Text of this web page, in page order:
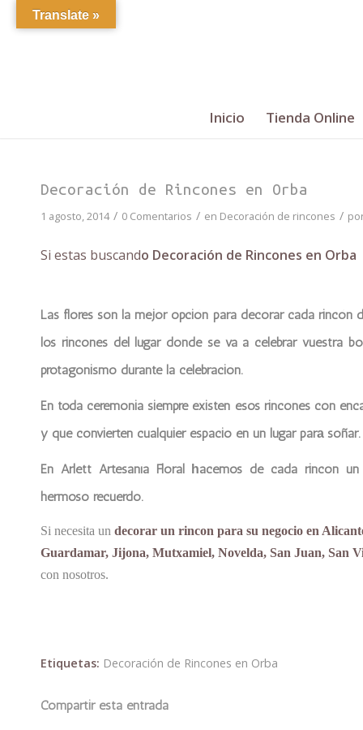
Inicio Tienda Online
Decoración de Rincones en Orba
1 agosto, 2014 / 0 Comentarios / en Decoración de rincones /
Si estas buscando Decoración de Rincones en Orba
Las flores son la mejor opción para decorar cada rincón
los rincones del lugar donde se va a celebrar vuestra
protagonismo durante la celebración.
En toda ceremonia siempre existen esos rincones con
y que convierten cualquier espacio en un lugar para soñar.
En Arlett Artesanía Floral hacemos de cada rincón
hermoso recuerdo.
Si necesita un decorar un rincon para su negocio en
Guardamar, Jijona, Mutxamiel, Novelda, San Juan, San
con nosotros.
Etiquetas: Decoración de Rincones en Orba
Compartir esta entrada
Translate »